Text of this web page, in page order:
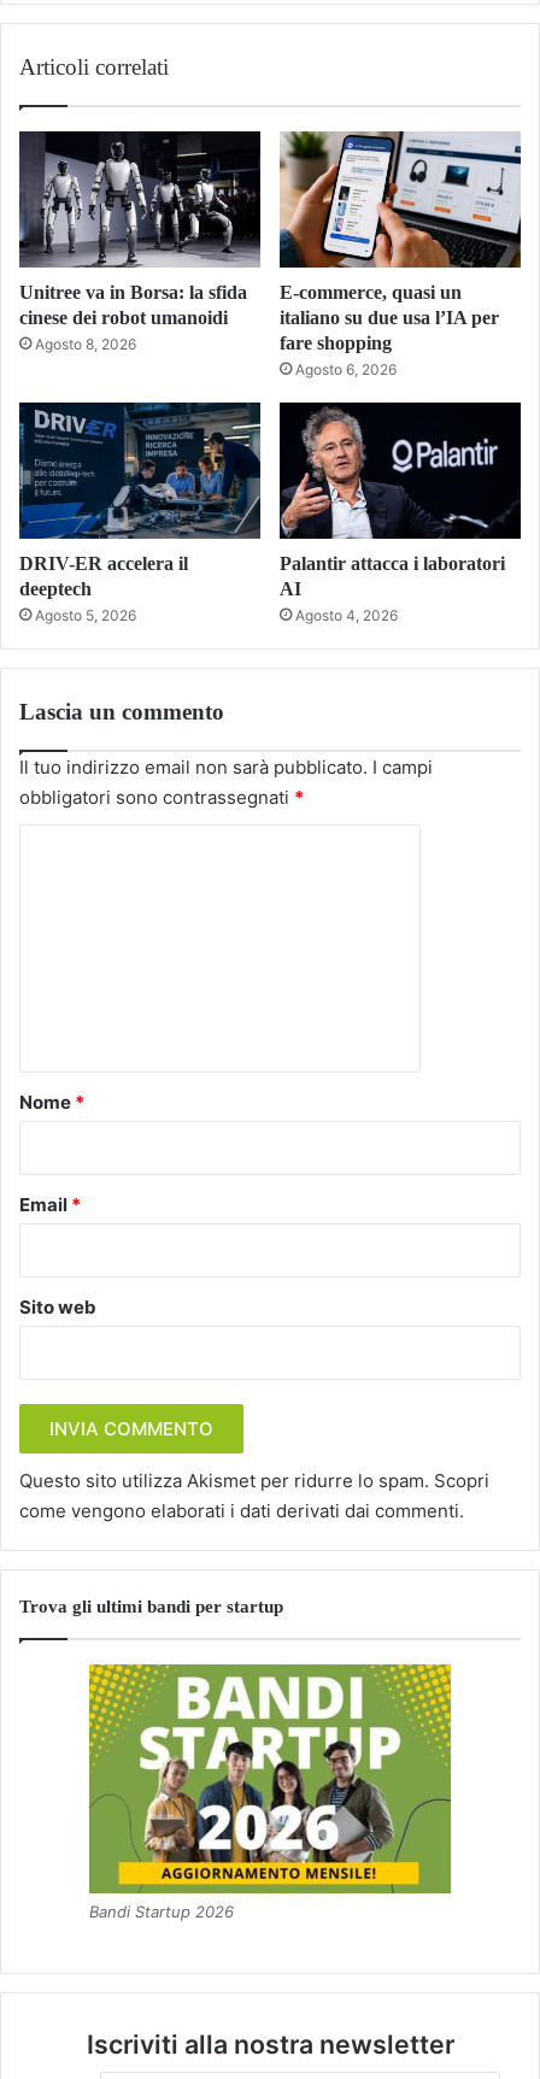
Articoli correlati
Unitree va in Borsa: la sfida
cinese dei robot umanoidi
Agosto 8, 2026
E-commerce, quasi un
italiano su due usa l’IA per
fare shopping
Agosto 6, 2026
DRIV-ER accelera il
deeptech
Agosto 5, 2026
Palantir attacca i laboratori
AI
Agosto 4, 2026
Lascia un commento
Il tuo indirizzo email non sarà pubblicato. I campi
obbligatori sono contrassegnati *
o
Nome *
Email *
Sito web
Questo sito utilizza Akismet per ridurre lo spam. Scopri
come vengono elaborati i dati derivati dai commenti.
Trova gli ultimi bandi per startup
Bandi Startup 2026
Iscriviti alla nostra newsletter